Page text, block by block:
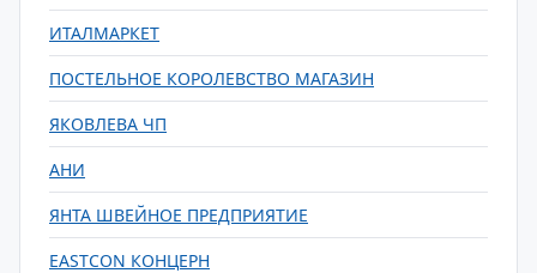
ИТАЛМАРКЕТ
ПОСТЕЛЬНОЕ КОРОЛЕВСТВО МАГАЗИН
ЯКОВЛЕВА ЧП
АНИ
ЯНТА ШВЕЙНОЕ ПРЕДПРИЯТИЕ
EASTCON КОНЦЕРН